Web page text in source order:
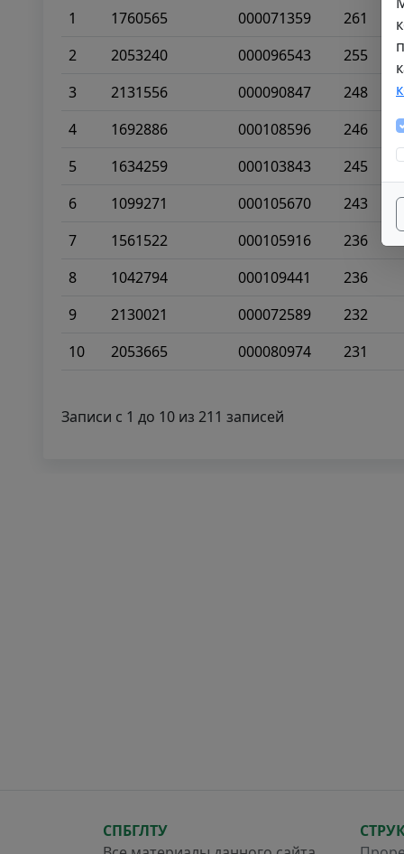
1
1760565 000071359 261
2
2053240 000096543 255
3
2131556 000090847 248
4
1692886 000108596 246
5
1634259 000103843 245
6
1099271 000105670 243
7
1561522 000105916 236
8
1042794 000109441 236
9
2130021 000072589 232
10
2053665 000080974 231
Записи с 1 до 10 из 211 записей
СПБГЛТУ